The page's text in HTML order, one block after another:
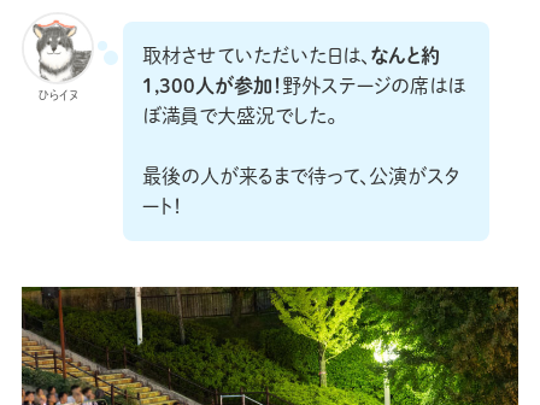
ひらイヌ
取材させていただいた日は、 なんと約
1,300人が参加！野外ステージの席はほ
ぼ満員で大盛況でした。
最後の人が来るまで待って、公演がスタ
ート！